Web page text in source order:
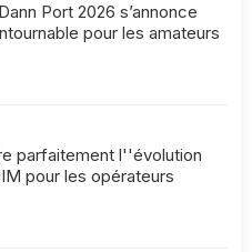
Port 2026 s’annonce
pour les amateurs
parfaitement l''évolution
pour les opérateurs